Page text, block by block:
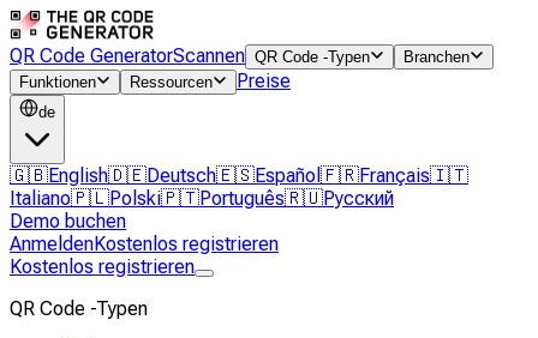
QR Code GeneratorScannen QR Code -Typen
Branchen
Funktionen
Ressourcen Preise
de
🇬🇧English🇩🇪Deutsch🇪🇸Español 🇫🇷Français🇮🇹
Italiano🇵🇱Polski🇵🇹Português🇷🇺Русский
Demo buchen
AnmeldenKostenlos registrieren
Kostenlos registrieren
QR Code -Typen